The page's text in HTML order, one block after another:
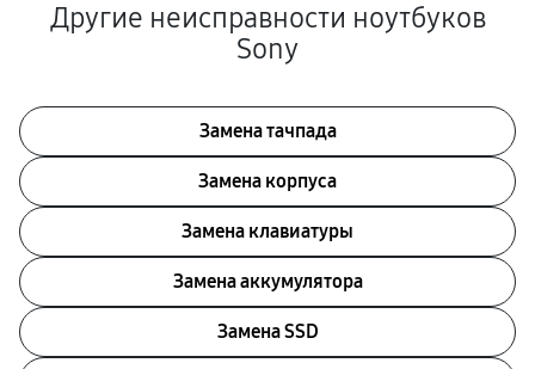
Другие неисправности ноутбуков
Sony
Замена тачпада
Замена корпуса
Замена клавиатуры
Замена аккумулятора
Замена SSD